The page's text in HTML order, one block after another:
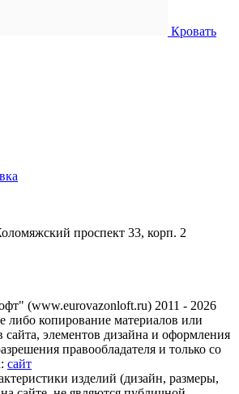
Кровать
проспект 33, корп. 2
(www.eurovazonloft.ru) 2011 - 2026
либо копирование материалов или
сайта, элементов дизайна и оформления
правообладателя и только со
сайт
изделий (дизайн, размеры,